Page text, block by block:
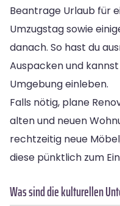
Beantrage Urlaub für
Umzugstag sowie
danach. So hast du
Auspacken und
Umgebung einleben.
Falls nötig, plane
alten und neuen
rechtzeitig neue
diese pünktlich zum
Was sind die kulturellen